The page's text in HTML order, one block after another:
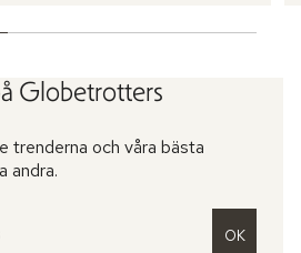
Globetrotters
trenderna och våra bästa
andra.
OK